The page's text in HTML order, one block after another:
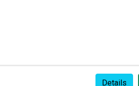
Details